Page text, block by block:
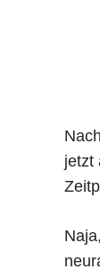
jetzt